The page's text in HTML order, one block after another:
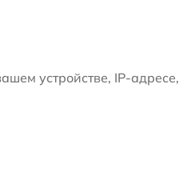
устройстве, IP-адресе,